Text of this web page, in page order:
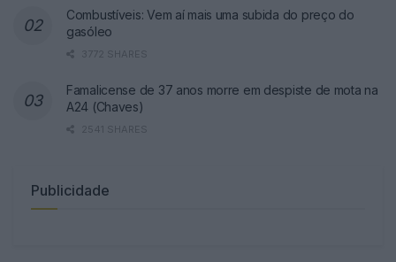
Combustíveis: Vem aí mais uma subida do preço do
gasóleo
3772 SHARES
Famalicense de 37 anos morre em despiste de mota na
A24 (Chaves)
2541 SHARES
Publicidade